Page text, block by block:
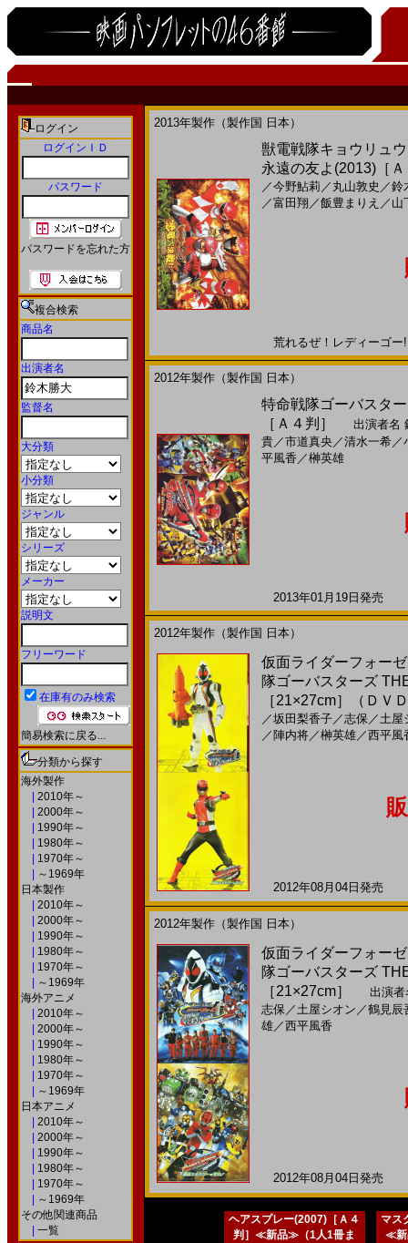
ログイン
ログインＩＤ
パスワード
パスワードを忘れた方
複合検索
商品名
出演者名
監督名
大分類
小分類
ジャンル
シリーズ
メーカー
説明文
フリーワード
在庫有のみ検索
簡易検索に戻る...
分類から探す
海外製作
2010年～
2000年～
1990年～
1980年～
1970年～
～1969年
日本製作
2010年～
2000年～
1990年～
1980年～
1970年～
～1969年
海外アニメ
2010年～
2000年～
1990年～
1980年～
1970年～
～1969年
日本アニメ
2010年～
2000年～
1990年～
1980年～
1970年～
～1969年
その他関連商品
一覧
2013年製作（製作国 日本）
獣電戦隊キョウリュ
永遠の友よ(2013)［
／今野鮎莉 ／ 丸山敦史 ／鈴
／富田翔 ／飯豊まりえ ／ 山
荒れるぜ！レディーゴ
2012年製作（製作国 日本）
特命戦隊ゴーバスタ
［Ａ４判］
出演者名
貴／市道真央／清水一希／
平風香 ／榊英雄
2013年01月19日発売
2012年製作（製作国 日本）
仮面ライダーフォー
隊ゴーバスターズ
［21×27cm］（ＤＶ
／坂田梨香子／志保／土屋
／ 陣内将／榊英雄／西平風
2012年08月04日発売
2012年製作（製作国 日本）
仮面ライダーフォー
隊ゴーバスターズ
［21×27cm］
出演者
志保／土屋シオン ／鶴見辰
雄／西平風香
2012年08月04日発売
ヘアスプレー(2007)［Ａ４
判］≪新品≫（1人1冊ま
マス
≪新